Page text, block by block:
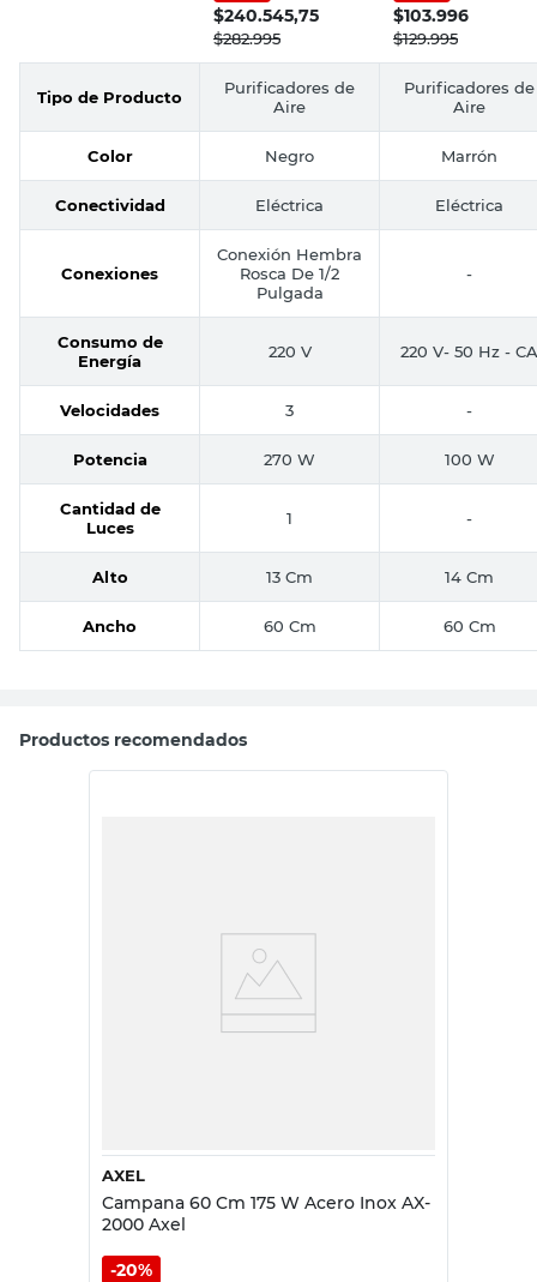
$240.545,75
$282.995
$103.996
$129.995
Tipo de Producto
Purificadores de
Aire
Purificadores de
Aire
Color Negro Marrón
Conectividad Eléctrica Eléctrica
Conexiones
Conexión Hembra
Rosca De 1/2
Pulgada
-
Consumo de
Energía
220 V 220 V- 50 Hz - CA
Velocidades 3 -
Potencia 270 W 100 W
Cantidad de
Luces
1 -
Alto 13 Cm 14 Cm
Ancho 60 Cm 60 Cm
Productos recomendados
AXEL
Campana 60 Cm 175 W Acero Inox AX-
2000 Axel
20%